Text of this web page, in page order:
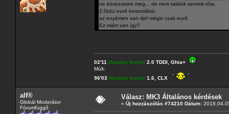
ne kövezzetek meg... de nem találok semmit róla.
2.0tdci eur4 besorolású.
az enyémen van dpf mégis csak eur4.
Ez miért van így?
02'11 Mondeo Kombi 2.0 TDDI, Ghia+
Múlt:
96'03 Mondeo kombi 1.6, CLX
alf®
Globál Moderátor
Fórumfüggő
Válasz: MK3 Általános kérdések
« Új hozzászólás #74210 Dátum: